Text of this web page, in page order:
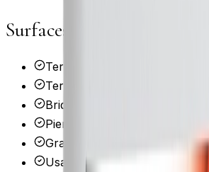
Surfaces compatibles
Terre cuite
Terres cuites
Briques
Pierre, marbre, granit non polis
Granulats et composites
Usage intérieur et extérieur